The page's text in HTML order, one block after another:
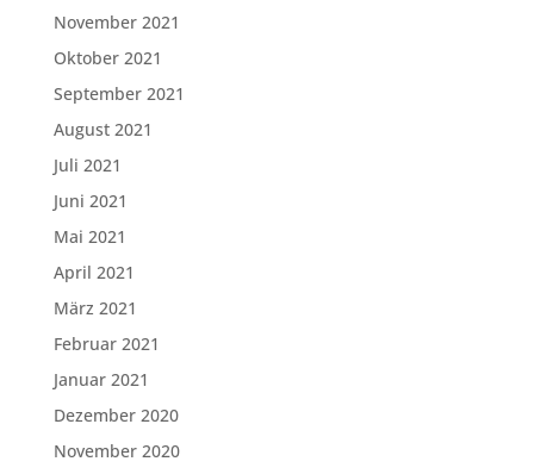
November 2021
Oktober 2021
September 2021
August 2021
Juli 2021
Juni 2021
Mai 2021
April 2021
März 2021
Februar 2021
Januar 2021
Dezember 2020
November 2020